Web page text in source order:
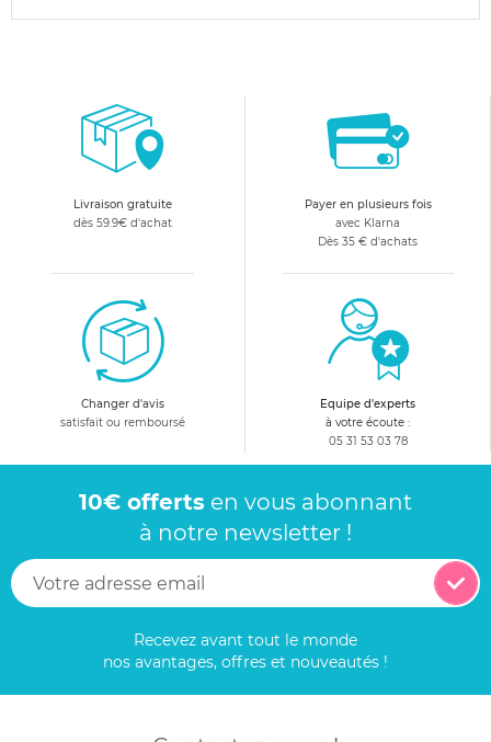
Livraison gratuite
dès 59.9€ d'achat
Payer en plusieurs fois
avec Klarna
Dès 35 € d'achats
Changer d'avis
satisfait ou remboursé
Equipe d'experts
à votre écoute :
05 31 53 03 78
10€ offerts en vous abonnant
à notre newsletter !
Recevez avant tout le monde
nos avantages, offres et nouveautés !